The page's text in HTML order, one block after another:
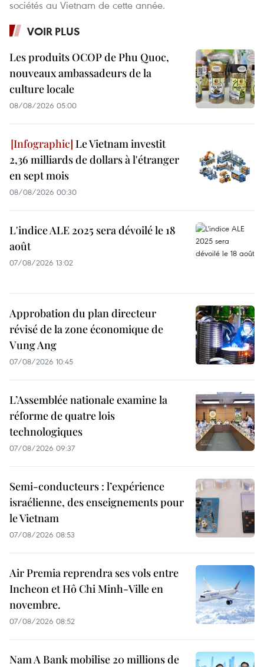
sociétés au Vietnam de cette année.
VOIR PLUS
Les produits OCOP de Phu Quoc,
nouveaux ambassadeurs de la
culture locale
08/08/2026 05:00
Le Vietnam investit
2,36 milliards de dollars à l'étranger
en sept mois
08/08/2026 00:30
L'indice ALE 2025 sera dévoilé le 18
août
07/08/2026 13:02
Approbation du plan directeur
révisé de la zone économique de
Vung Ang
07/08/2026 10:45
L’Assemblée nationale examine la
réforme de quatre lois
technologiques
07/08/2026 09:37
Semi-conducteurs : l’expérience
israélienne, des enseignements pour
le Vietnam
07/08/2026 08:53
Air Premia reprendra ses vols entre
Incheon et Hô Chi Minh-Ville en
novembre.
07/08/2026 08:52
Nam A Bank mobilise 20 millions de